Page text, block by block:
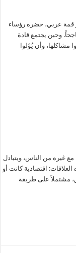
في عمان مؤتمر قمة عربي، حضره رؤساء
وحين يجتمع قادة
مشاكلها، وأن يُوْلوا
غيره من الناس، ويتبادل
اقتصادية كانت أو
مشتملاً على طريقة